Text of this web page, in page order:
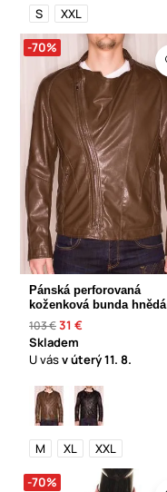
S XXL
-70%
Pánská perforovaná
koženková bunda hnědá
103 €31 €
Skladem
U vásv úterý11. 8.
M XL XXL
-70%